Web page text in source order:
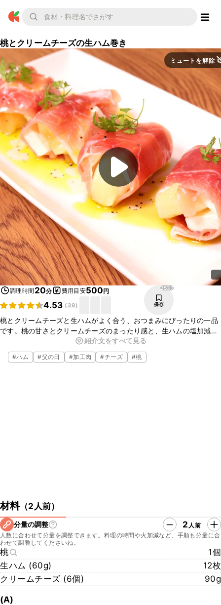
桃とクリームチーズの生ハム巻き
ミュートを解除
調理時間 20分 費用目安500円
4.53 ( 39)
2537
保存
桃とクリームチーズと生ハムがよく合う、おつまみにぴったりの一品
です。桃の甘さとクリームチーズのまったり感と、生ハムの塩加減が
口の中で合わさって、かなり上品な味になっています。とても簡単に
出来ますので、ぜひお試しくださいね。
紹介文をすべて見る
#ハム #父の日 #加工肉 #チーズ #桃
材料（2人前）
分量の調整 2 人前
人数に合わせて分量を調整できます。料理の時間や火加減など、手順も分量に合
わせて調整してくださいね。
桃
1個
生ハム (60g)
12枚
クリームチーズ (6個)
90g
(A)